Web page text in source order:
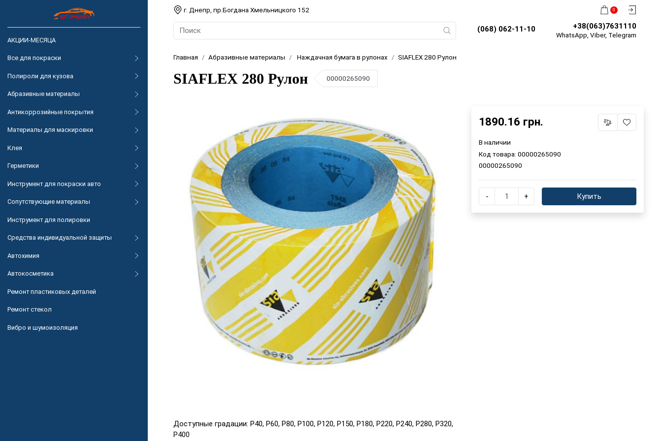
АКЦИИ-МЕСЯЦА
Все для покраски
Полироли для кузова
Абразивные материалы
Антикоррозийные покрытия
Материалы для маскировки
Клея
Герметики
Инструмент для покраски авто
Сопутствующие материалы
Инструмент для полировки
Средства индивидуальной защиты
Автохимия
Автокосметика
Ремонт пластиковых деталей
Ремонт стекол
Вибро и шумоизоляция
г. Днепр, пр.Богдана Хмельницкого 152
(068) 062-11-10
0
+38(063)7631110
WhatsApp, Viber, Telegram
Главная Абразивные материалы Наждачная бумага в рулонах SIAFLEX 280 Рулон
SIAFLEX 280 Рулон 00000265090
Выберите язык магазина
UA RU
Доступные градации: P40, P60, P80, P100, P120, P150, P180, P220, P240, P280, P320,
P400
1890.16 грн.
В наличии
Код товара: 00000265090
00000265090
- + Купить